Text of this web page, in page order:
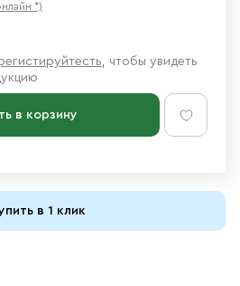
*)
, чтобы увидеть
в корзину
в 1 клик